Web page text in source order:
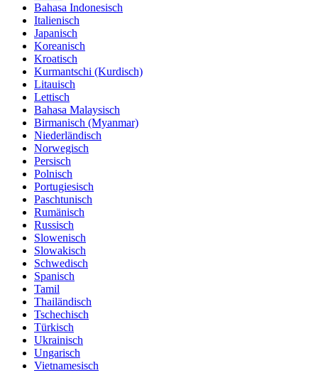
Bahasa Indonesisch
Italienisch
Japanisch
Koreanisch
Kroatisch
Kurmantschi (Kurdisch)
Litauisch
Lettisch
Bahasa Malaysisch
Birmanisch (Myanmar)
Niederländisch
Norwegisch
Persisch
Polnisch
Portugiesisch
Paschtunisch
Rumänisch
Russisch
Slowenisch
Slowakisch
Schwedisch
Spanisch
Tamil
Thailändisch
Tschechisch
Türkisch
Ukrainisch
Ungarisch
Vietnamesisch